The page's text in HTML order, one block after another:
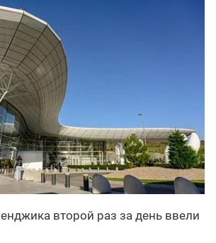
второй раз за день ввели